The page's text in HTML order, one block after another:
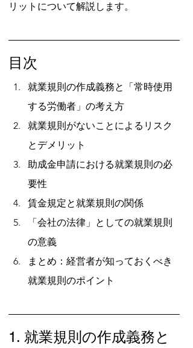
リットについて解説します。
目次
就業規則の作成義務と「常時使用
する労働者」の考え方
就業規則がないことによるリスク
とデメリット
助成金申請における就業規則の必
要性
賃金規定と就業規則の関係
「会社の法律」としての就業規則
の意義
まとめ：経営者が知っておくべき
就業規則のポイント
1. 就業規則の作成義務と